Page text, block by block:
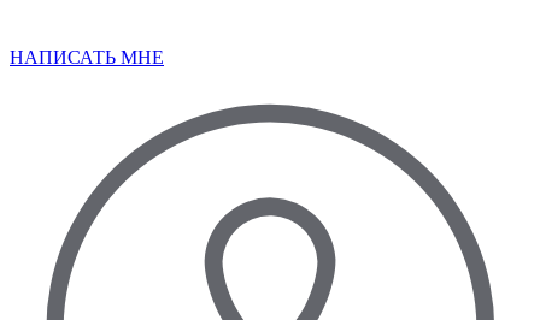
НАПИСАТЬ МНЕ